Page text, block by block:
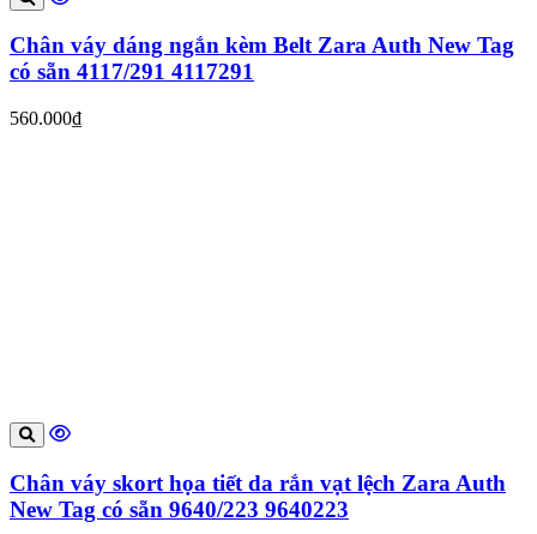
Chân váy dáng ngắn kèm Belt Zara Auth New Tag
có sẵn 4117/291 4117291
560.000₫
Chân váy skort họa tiết da rắn vạt lệch Zara Auth
New Tag có sẵn 9640/223 9640223